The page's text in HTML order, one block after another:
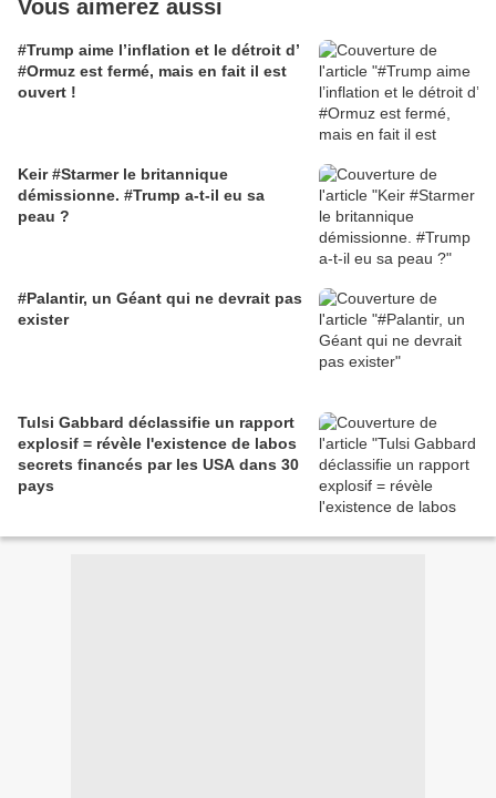
Vous aimerez aussi
#Trump aime l’inflation et le détroit d’
#Ormuz est fermé, mais en fait il est
ouvert !
Keir #Starmer le britannique
démissionne. #Trump a-t-il eu sa
peau ?
#Palantir, un Géant qui ne devrait pas
exister
Tulsi Gabbard déclassifie un rapport
explosif = révèle l'existence de labos
secrets financés par les USA dans 30
pays